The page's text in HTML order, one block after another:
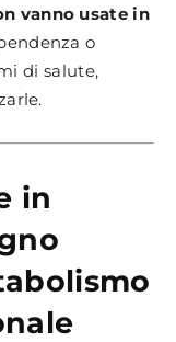
vanno usate in
o
di salute,
in